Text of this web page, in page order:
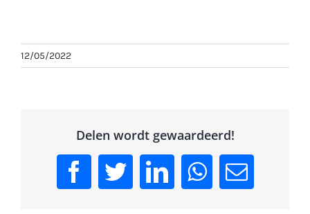
12/05/2022
Delen wordt gewaardeerd!
Facebook
TwitterLinkedInWhatsApp
Email